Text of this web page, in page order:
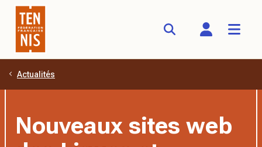
Aller au contenu principal
Actualités
Nouveaux sites web